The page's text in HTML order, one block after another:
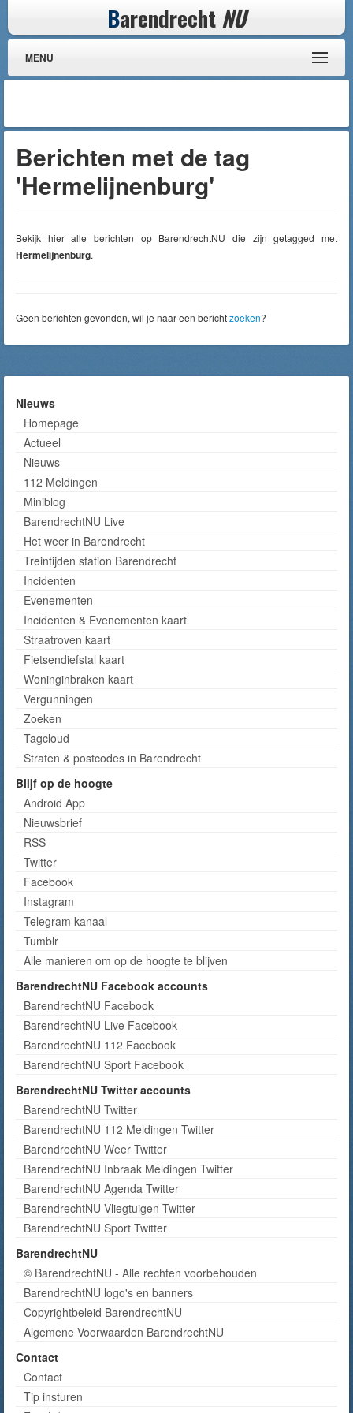
Barendrecht NU
MENU
Berichten met de tag
'Hermelijnenburg'
Bekijk hier alle berichten op BarendrechtNU die zijn getagged met
Hermelijnenburg.
Geen berichten gevonden, wil je naar een berichtzoeken?
Nieuws
Homepage
Actueel
Nieuws
112 Meldingen
Miniblog
BarendrechtNU Live
Het weer in Barendrecht
Treintijden station Barendrecht
Incidenten
Evenementen
Incidenten & Evenementen kaart
Straatroven kaart
Fietsendiefstal kaart
Woninginbraken kaart
Vergunningen
Zoeken
Tagcloud
Straten & postcodes in Barendrecht
Blijf op de hoogte
Android App
Nieuwsbrief
RSS
Twitter
Facebook
Instagram
Telegram kanaal
Tumblr
Alle manieren om op de hoogte te blijven
BarendrechtNU Facebook accounts
BarendrechtNU Facebook
BarendrechtNU Live Facebook
BarendrechtNU 112 Facebook
BarendrechtNU Sport Facebook
BarendrechtNU Twitter accounts
BarendrechtNU Twitter
BarendrechtNU 112 Meldingen Twitter
BarendrechtNU Weer Twitter
BarendrechtNU Inbraak Meldingen Twitter
BarendrechtNU Agenda Twitter
BarendrechtNU Vliegtuigen Twitter
BarendrechtNU Sport Twitter
BarendrechtNU
© BarendrechtNU - Alle rechten voorbehouden
BarendrechtNU logo's en banners
Copyrightbeleid BarendrechtNU
Algemene Voorwaarden BarendrechtNU
Contact
Contact
Tip insturen